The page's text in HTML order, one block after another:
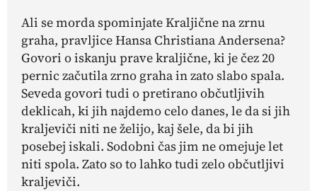
Ali se morda spominjate Kraljične na zrnu
graha, pravljice Hansa Christiana Andersena?
Govori o iskanju pravekraljične, ki je čez 20
pernic začutila zrno graha in zato slabo spala.
Seveda govori tudi o pretirano občutljivih
deklicah, ki jih najdemo celo danes, le da si jih
kraljeviči niti ne želijo, kaj šele, da bi jih
posebej iskali. Sodobni čas jim ne omejuje let
niti spola. Zato so to lahko tudi zelo občutljivi
kraljeviči.